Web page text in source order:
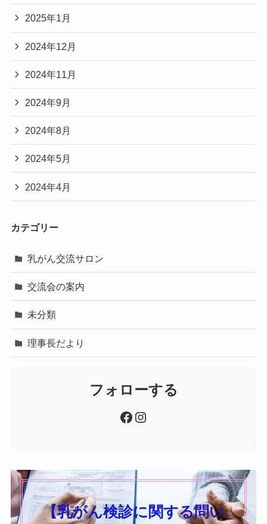
2025年1月
2024年12月
2024年11月
2024年9月
2024年8月
2024年5月
2024年4月
カテゴリー
乳がん交流サロン
交流会の案内
未分類
理事長だより
フォローする
Facebook
Instagram
【乳がん検診に関する問い